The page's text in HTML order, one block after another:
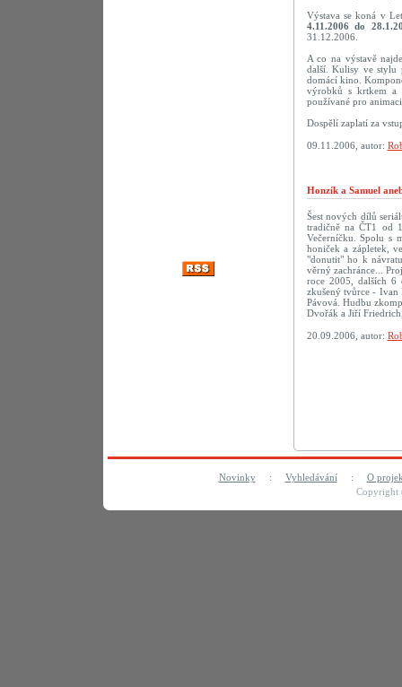
Výstava se koná v
4.11.2006 do
31.12.2006.
A co na výstavě
další. Kulisy ve stylu
domácí kino.
výrobků s krtkem a
používané pro
Dospělí zaplatí za
09.11.2006, autor:
Honzík a Samuel
Šest nových dílů
tradičně na ČT1 od
Večerníčku. Spolu s
honiček a zápletek,
"donutit" ho k
věrný zachránce...
roce 2005, dalších 6
zkušený tvůrce - Ivan
Pávová. Hudbu
Dvořák a Jiří
20.09.2006, autor:
Novinky: Vyhledávání: O
Copyright